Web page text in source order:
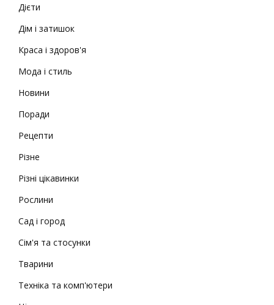
Дієти
Дім і затишок
Краса і здоров'я
Мода і стиль
Новини
Поради
Рецепти
Різне
Різні цікавинки
Рослини
Сад і город
Сім'я та стосунки
Тварини
Техніка та комп'ютери